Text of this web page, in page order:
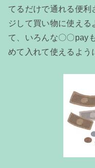
てるだけで通れる便利
ジして買い物に使え
て、いろんな〇〇pay
めて入れて使えるよう